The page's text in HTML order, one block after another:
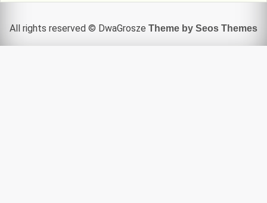
All rights reserved © DwaGrosze Theme by Seos Themes